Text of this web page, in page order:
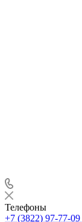
Телефоны
+7 (3822) 97-77-09